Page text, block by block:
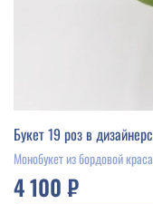
Букет 19 роз в
Монобукет из бордовой
4 100 ₽